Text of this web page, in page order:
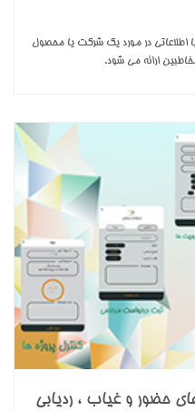
اطلاعاتی در مورد یک شرکت یا محصول
ارائه می شود.
حضور و غیاب ، ردیابی